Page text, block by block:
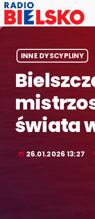
INNE DYSCYPLINY
świata
today 26.01.2026 13:27